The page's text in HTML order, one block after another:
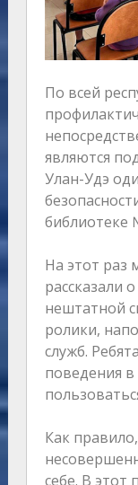
По всей
являются
Улан-Удэ
библиотеке
На этот раз
рассказали
нештатной
ролики,
служб.
поведения
Как
себе. В этот